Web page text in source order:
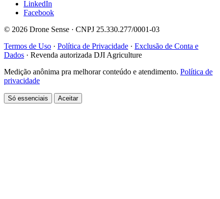
LinkedIn
Facebook
© 2026 Drone Sense · CNPJ 25.330.277/0001-03
Termos de Uso · Política de Privacidade · Exclusão de Conta e
Dados · Revenda autorizada DJI Agriculture
Medição anônima pra melhorar conteúdo e atendimento. Política de
privacidade
Só essenciais Aceitar